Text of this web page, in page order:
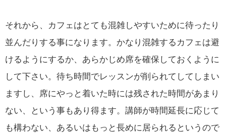
それから、カフェはとても混雑しやすいために待ったり
並んだりする事になります。かなり混雑するカフェは避
けるようにするか、あらかじめ席を確保しておくように
して下さい。待ち時間でレッスンが削られてしてしまい
ますし、席にやっと着いた時には残された時間があまり
ない、という事もあり得ます。講師が時間延長に応じて
も構わない、あるいはもっと長めに居られるというので